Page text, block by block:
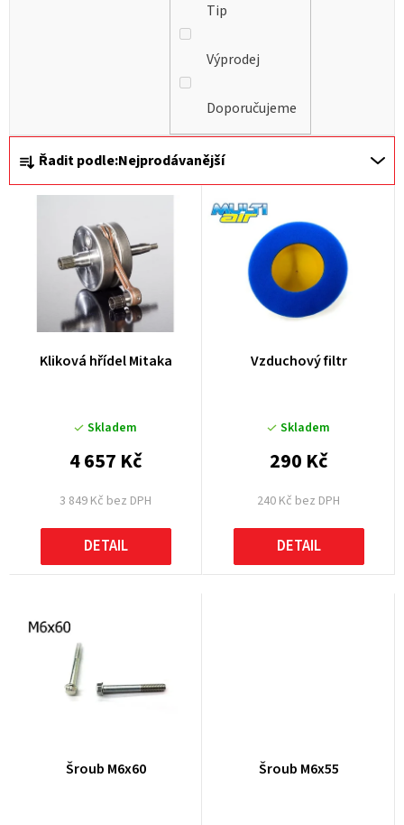
Ř
a
Řadit podle:Nejprodávanější
Tip
Výprodej
Doporučujeme
Kliková hřídel Mitaka
Skladem
3 849 Kč bez DPH
4 657 Kč
DETAIL
Vzduchový filtr
Skladem
240 Kč bez DPH
290 Kč
DETAIL
Šroub M6x60 Šroub M6x55